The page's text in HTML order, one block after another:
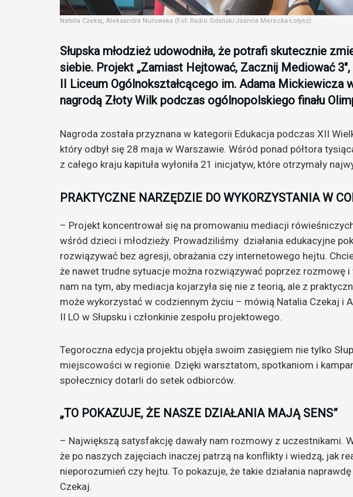
Natalia Czekaj, Aleksandra Nurowska (Fot. Radio Gdańsk/Joanna Merecka-Łotysz)
Słupska młodzież udowodniła, że potrafi skutecznie
siebie. Projekt „Zamiast Hejtować, Zacznij Mediować
II Liceum Ogólnokształcącego im. Adama Mickiewicza
nagrodą Złoty Wilk podczas ogólnopolskiego finału
Nagroda została przyznana w kategorii Edukacja podczas XII
który odbył się 28 maja w Warszawie. Wśród ponad półtora
z całego kraju kapituła wyłoniła 21 inicjatyw, które otrzymały
PRAKTYCZNE NARZĘDZIE DO WYKORZYSTANIA W
– Projekt koncentrował się na promowaniu mediacji
wśród dzieci i młodzieży. Prowadziliśmy działania edukacyjne
rozwiązywać bez agresji, obrażania czy internetowego hejtu.
że nawet trudne sytuacje można rozwiązywać poprzez rozmowę i
nam na tym, aby mediacja kojarzyła się nie z teorią, ale z
może wykorzystać w codziennym życiu – mówią Natalia Czekaj i
II LO w Słupsku i członkinie zespołu projektowego.
Tegoroczna edycja projektu objęła swoim zasięgiem nie tylko
miejscowości w regionie. Dzięki warsztatom, spotkaniom i
społecznicy dotarli do setek odbiorców.
„TO POKAZUJE, ŻE NASZE DZIAŁANIA MAJĄ SENS”
– Największą satysfakcję dawały nam rozmowy z uczestnikami.
że po naszych zajęciach inaczej patrzą na konflikty i wiedzą, jak
nieporozumień czy hejtu. To pokazuje, że takie działania
Czekaj.